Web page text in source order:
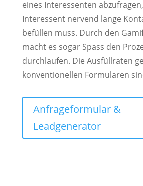
eines Interessenten
Interessent nervend lange
befüllen muss. Durch den
macht es sogar Spass den
durchlaufen. Die Ausfüllraten
konventionellen Formularen
Anfrageformular &
Leadgenerator